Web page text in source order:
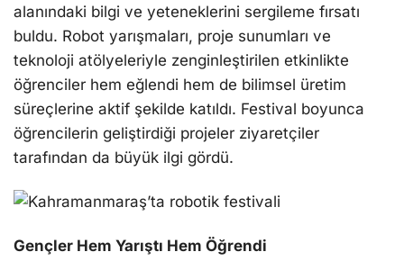
alanındaki bilgi ve yeteneklerini sergileme fırsatı
buldu. Robot yarışmaları, proje sunumları ve
teknoloji atölyeleriyle zenginleştirilen etkinlikte
öğrenciler hem eğlendi hem de bilimsel üretim
süreçlerine aktif şekilde katıldı. Festival boyunca
öğrencilerin geliştirdiği projeler ziyaretçiler
tarafından da büyük ilgi gördü.
Gençler Hem Yarıştı Hem Öğrendi